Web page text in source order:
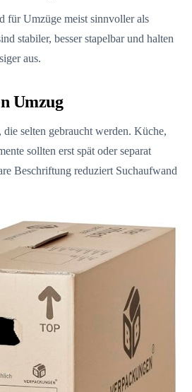
für Umzüge meist sinnvoller als
stabiler, besser stapelbar und halten
aus.
Umzug
selten gebraucht werden. Küche,
sollten erst spät oder separat
Beschriftung reduziert Suchaufwand